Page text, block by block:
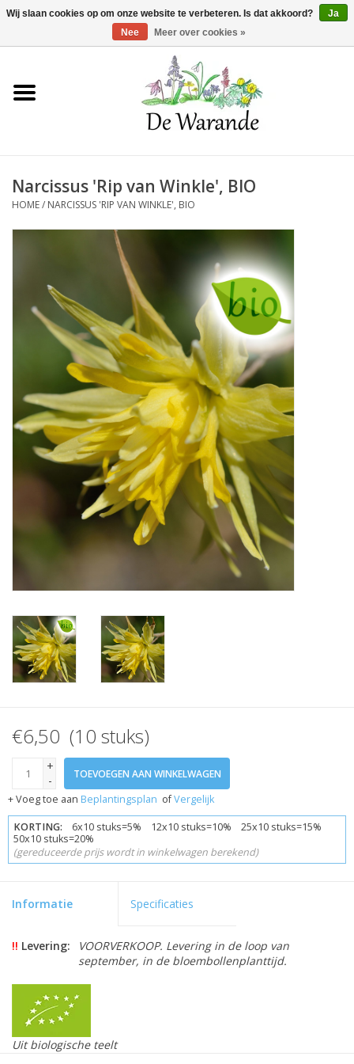
Winkelwagen >0 Artikelen - €0,00
Home
Voorjaarsbloeiers
Zomerbloeiers
Schaduwplanten
Aanbiedingen
Bodemverbetering
Overige producten
Sterke Bollen Dagen
Nieuws
Narcissus 'Rip van Winkle', BIO
HOME/ NARCISSUS 'RIP VAN WINKLE', BIO
€6,50 (10 stuks)
+
-
TOEVOEGEN AAN WINKELWAGEN
+ Voeg toe aan Beplantingsplan ofVergelijk
KORTING: 6x10 stuks=5% 12x10 stuks=10% 25x10 stuks=15%
50x10 stuks=20%
(gereduceerde prijs wordt in winkelwagen berekend)
Informatie Specificaties
!! Levering:
VOORVERKOOP. Levering in de loop van
september, in de bloembollenplanttijd.
Uit biologische teelt
Wij slaan cookies op om onze website te verbeteren. Is dat akkoord?
Ja
Nee
Meer over cookies »